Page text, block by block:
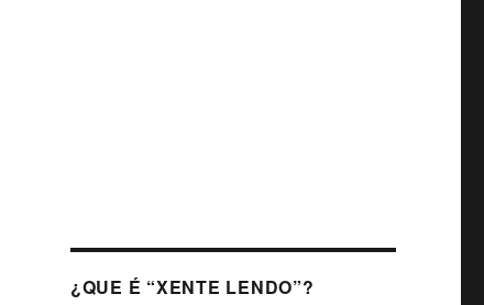
¿QUE É “XENTE LENDO”?